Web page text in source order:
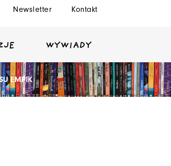
Newsletter Kontakt
WYWIADY
EMPIK